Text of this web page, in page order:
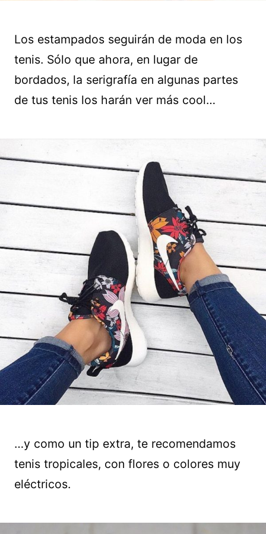
Los estampados seguirán de moda en los
tenis. Sólo que ahora, en lugar de
bordados, la serigrafía en algunas partes
de tus tenis los harán ver más cool…
…y como un tip extra, te recomendamos
tenis tropicales, con flores o colores muy
eléctricos.